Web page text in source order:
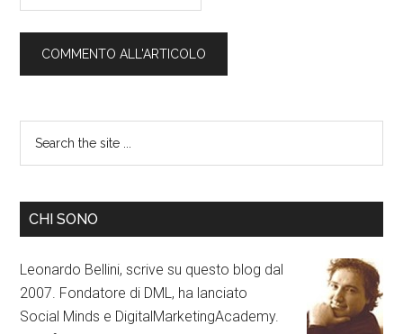
CHI SONO
Leonardo Bellini, scrive su questo blog dal
2007. Fondatore di DML, ha lanciato
Social Minds e DigitalMarketingAcademy.